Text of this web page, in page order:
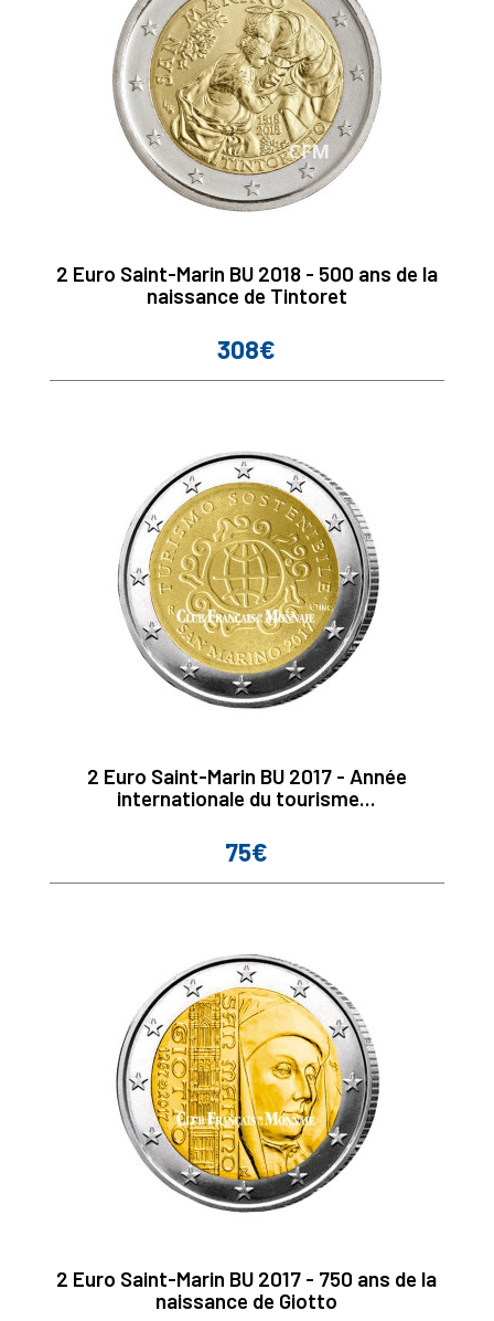
2 Euro Saint-Marin BU 2018 - 500 ans de la
naissance de Tintoret
Prix
308€
2 Euro Saint-Marin BU 2017 - Année
internationale du tourisme...
Prix
75€
2 Euro Saint-Marin BU 2017 - 750 ans de la
naissance de Giotto